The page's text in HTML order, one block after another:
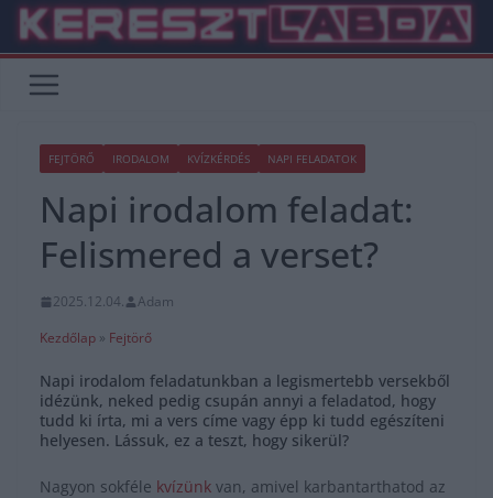
Skip
content
FEJTÖRŐ IRODALOM KVÍZKÉRDÉS NAPI FELADATOK
Napi irodalom feladat:
Felismered a verset?
2025.12.04.
Adam
Kezdőlap » Fejtörő
Napi irodalom feladatunkban a legismertebb versekből
idézünk, neked pedig csupán annyi a feladatod, hogy
tudd ki írta, mi a vers címe vagy épp ki tudd egészíteni
helyesen. Lássuk, ez a teszt, hogy sikerül?
Nagyon sokféle kvízünk van, amivel karbantarthatod az